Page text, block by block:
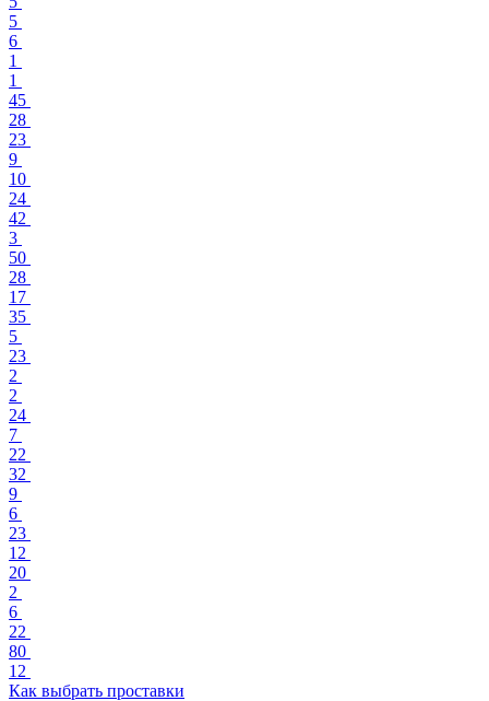
5
6
1
1
45
28
23
9
10
24
42
3
50
28
17
35
5
23
2
2
24
7
22
32
9
6
23
12
20
2
6
22
80
12
Как выбрать проставки